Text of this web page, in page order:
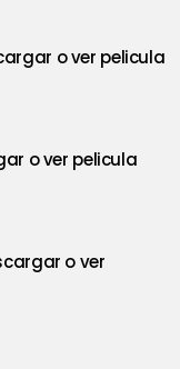
o ver pelicula
o ver pelicula
o ver